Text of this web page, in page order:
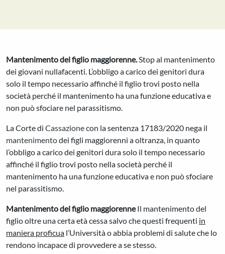
Mantenimento del figlio maggiorenne.Stop al mantenimento
dei giovani nullafacenti. L’obbligo a carico dei genitori dura
solo il tempo necessario affinché il figlio trovi posto nella
società perché il mantenimento ha una funzione educativa e
non può sfociare nel parassitismo.
La Corte di Cassazionecon la sentenza 17183/2020 nega il
mantenimentodei figli maggiorenni a oltranza, in quanto
l’obbligo a carico dei genitori dura solo il tempo necessario
affinché il figlio trovi posto nella società perché il
mantenimento ha una funzione educativa e non può sfociare
nel parassitismo.
Mantenimento del figlio maggiorenneIl mantenimento del
figlio oltre una certa età cessa salvo che questi frequenti in
maniera proficua l’Università o abbia problemi di salute che lo
rendono incapace di provvedere a se stesso.